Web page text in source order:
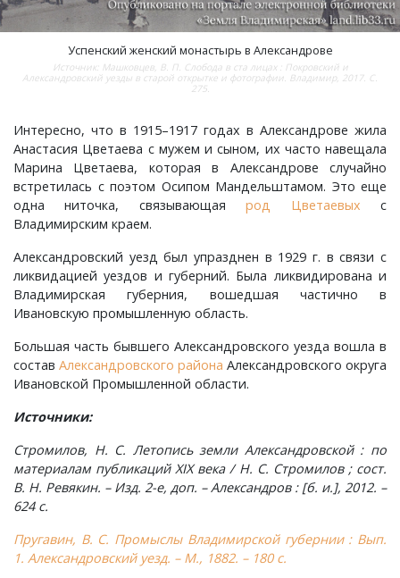
Успенский женский монастырь в Александрове
Источник: Машковцев, В. П. Слобода в ста лицах : Покровский и
Александровский уезды в старой открытке и фотографии. Владимир, 2017. С.
275.
Интересно, что в 1915–1917 годах в Александрове жила
Анастасия Цветаева с мужем и сыном, их часто навещала
Марина Цветаева, которая в Александрове случайно
встретилась с поэтом Осипом Мандельштамом. Это еще
одна ниточка, связывающаярод Цветаевых с
Владимирским краем.
Александровский уезд был упразднен в 1929 г. в связи с
ликвидацией уездов и губерний. Была ликвидирована и
Владимирская губерния, вошедшая частично в
Ивановскую промышленную область.
Большая часть бывшего Александровского уезда вошла в
состав Александровского района Александровского округа
Ивановской Промышленной области.
Источники:
Стромилов, Н. С. Летопись земли Александровской : по
материалам публикаций XIX века / Н. С. Стромилов ; сост.
В. Н. Ревякин. – Изд. 2-е, доп. – Александров : [б. и.], 2012. –
624 с.
Пругавин, В. С. Промыслы Владимирской губернии : Вып.
1. Александровский уезд. – М., 1882. – 180 с.
Лубенкино, деревня
Лужки, деревня
Макариха, деревня
Малое Урсово болото, посёлок
Марьинка, деревня
Машки, деревня
Микшино, деревня
Мирный, поселок
Мишнево, деревня
Мокеево, деревня
Мостцы, село